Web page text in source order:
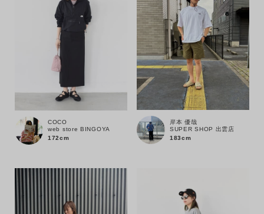
キーワード
MENS LADIES
COCO
web store BINGOYA
172cm
岸本 優哉
SUPER SHOP 出雲店
183cm